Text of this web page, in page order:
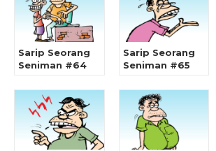
Sarip Seorang
Seniman #64
Sarip Seorang
Seniman #65